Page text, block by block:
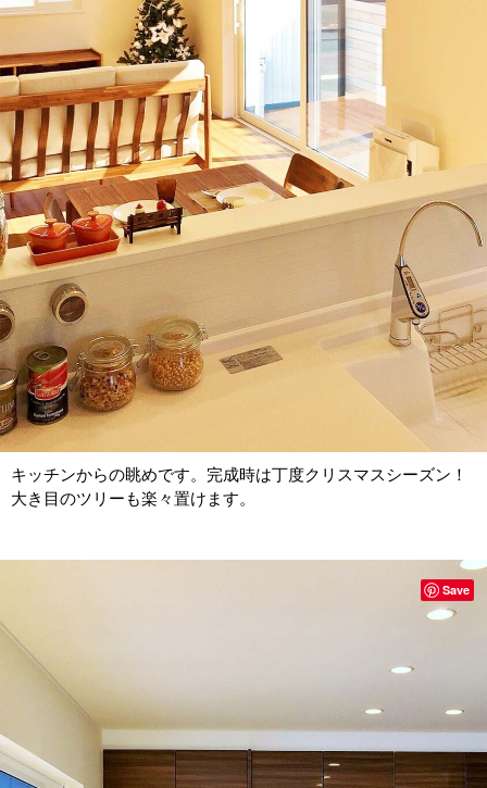
キッチンからの眺めです。完成時は丁度クリスマスシーズン！
大き目のツリーも楽々置けます。
Save